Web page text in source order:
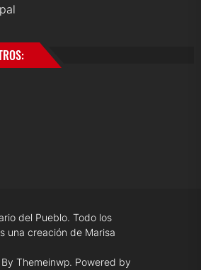
del Pueblo. Todo los
una creación de Marisa
Themeinwp. Powered by